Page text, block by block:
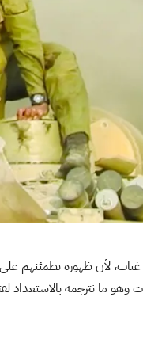
لأن ظهوره يطمئنهم على
ما نترجمه بالاستعداد